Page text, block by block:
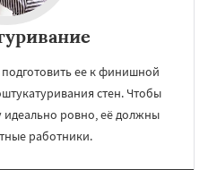
ее к финишной
стен. Чтобы
идеально ровно, её должны
работники.